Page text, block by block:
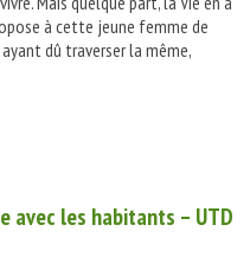
à cette jeune femme de
dû traverser la même,
les habitants – UTD